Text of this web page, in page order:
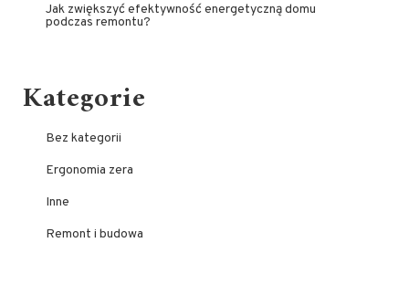
Jak zwiększyć efektywność energetyczną domu
podczas remontu?
Kategorie
Bez kategorii
Ergonomia zera
Inne
Remont i budowa